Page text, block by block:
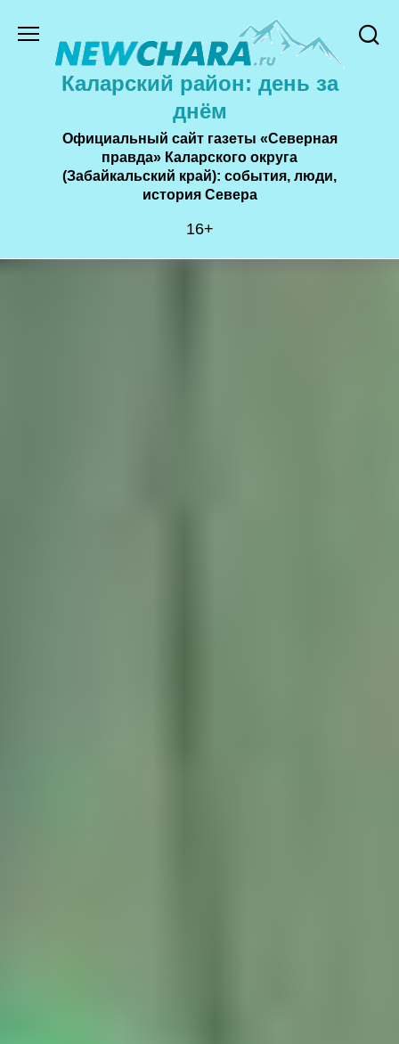
содержанию
Каларский район: день за
днём
Официальный сайт газеты «Северная
правда» Каларского округа
(Забайкальский край): события, люди,
история Cевера
16+